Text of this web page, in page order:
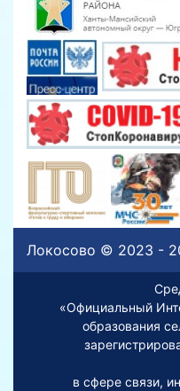
Локосово © 2023 -
«Официальный
образования
в сфере связи,